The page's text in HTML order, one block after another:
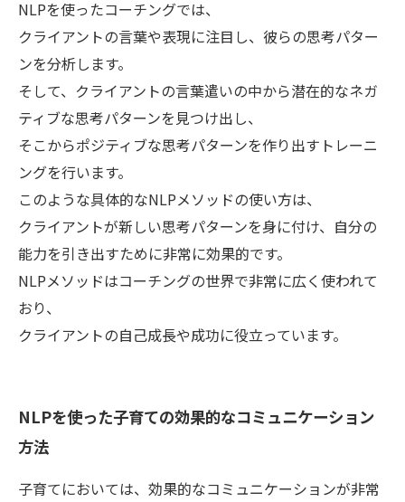
NLPを使ったコーチングでは、
クライアントの言葉や表現に注目し、彼らの思考パター
ンを分析します。
そして、クライアントの言葉遣いの中から潜在的なネガ
ティブな思考パターンを見つけ出し、
そこからポジティブな思考パターンを作り出すトレーニ
ングを行います。
このような具体的なNLPメソッドの使い方は、
クライアントが新しい思考パターンを身に付け、自分の
能力を引き出すために非常に効果的です。
NLPメソッドはコーチングの世界で非常に広く使われて
おり、
クライアントの自己成長や成功に役立っています。
NLPを使った子育ての効果的なコミュニケーション
方法
子育てにおいては、効果的なコミュニケーションが非常